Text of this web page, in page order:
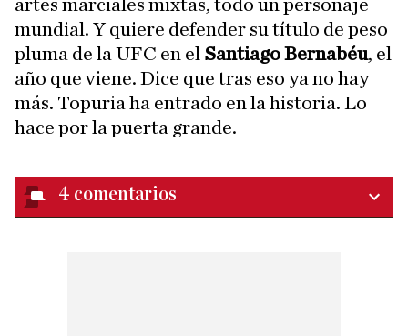
artes marciales mixtas, todo un personaje
mundial. Y quiere defender su título de peso
pluma de la UFC en el Santiago Bernabéu, el
año que viene. Dice que tras eso ya no hay
más. Topuria ha entrado en la historia. Lo
hace por la puerta grande.
4 comentarios